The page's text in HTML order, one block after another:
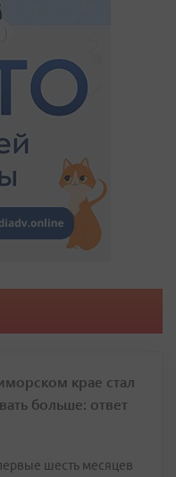
крае стал
больше: ответ
шесть месяцев